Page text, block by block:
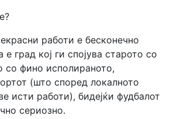
работи е бесконечно
е град кој ги спојува старото со
со фино исполираното,
(што според локалното
исти работи), бидејќи фудбалот
сериозно.